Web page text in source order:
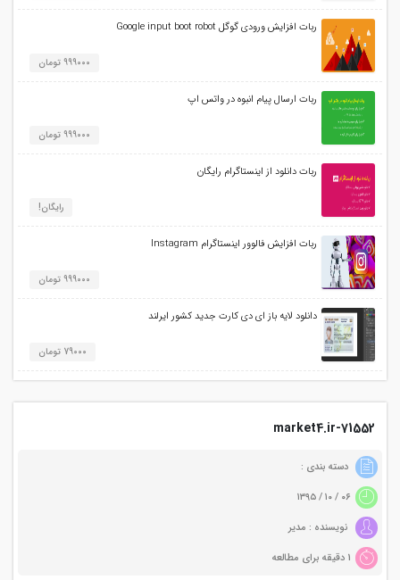
ربات افزایش ورودی گوگل Google input boot robot
999000 تومان
ربات ارسال پیام انبوه در واتس اپ
999000 تومان
ربات دانلود از اینستاگرام رایگان
رایگان!
ربات افزایش فالوور اینستاگرام Instagram
999000 تومان
دانلود لایه باز ای دی کارت جدید کشور ایرلند
79000 تومان
71552-market4.ir
دسته بندی :
نویسنده : مدیر